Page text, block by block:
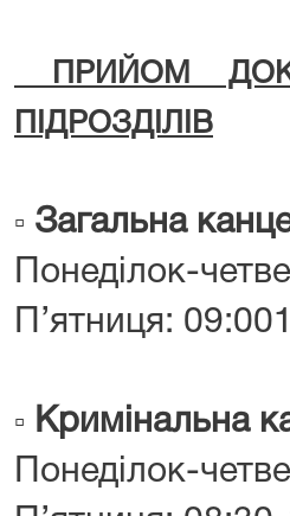
ПРИЙОМ
ПІДРОЗДІЛІВ
▫️ Загальна
Понеділок-
П’ятниця:
▫️
Кримінальна
Понеділок-